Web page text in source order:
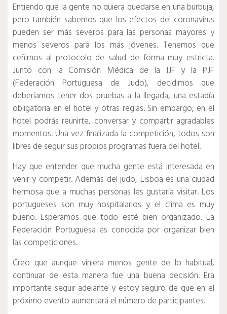
Entiendo que la gente no quiera quedarse en una burbuja,
pero también sabemos que los efectos del coronavirus
pueden ser más severos para las personas mayores y
menos severos para los más jóvenes. Tenemos que
ceñirnos al protocolo de salud de forma muy estricta.
Junto con la Comisión Médica de la IJF y la PJF
(Federación Portuguesa de Judo), decidimos que
deberíamos tener dos pruebas a la llegada, una estadía
obligatoria en el hotel y otras reglas. Sin embargo, en el
hotel podrás reunirte, conversar y compartir agradables
momentos. Una vez finalizada la competición, todos son
libres de seguir sus propios programas fuera del hotel.
Hay que entender que mucha gente está interesada en
venir y competir.Además del judo, Lisboa es una ciudad
hermosa que a muchas personas les gustaría visitar. Los
portugueses son muy hospitalarios y el clima es muy
bueno. Esperamos que todo esté bien organizado. La
Federación Portuguesa es conocida por organizar bien
las competiciones.
Creo que aunque viniera menos gente de lo habitual,
continuar de esta manera fue una buena decisión. Era
importante seguir adelante y estoy seguro de que en el
próximo evento aumentará el número de participantes.